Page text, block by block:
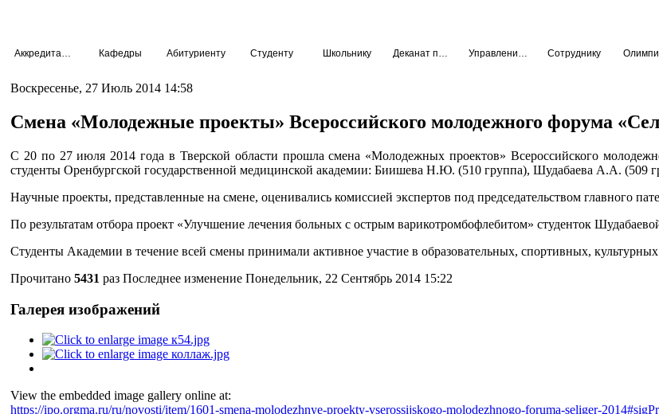
Кафедры Абитуриенту Студенту Школьнику Сотруднику
Воскресенье, 27 Июль 2014 14:58
Смена «Молодежные проекты» Всероссийского молодежного форума
C 20 по 27 июля 2014 года в Тверской области прошла смена «Молодежных проектов» Всероссийского
студенты Оренбургской государственной медицинской академии: Биишева Н.Ю. (510 группа), Шудабаева А.А. (509
Научные проекты, представленные на смене, оценивались комиссией экспертов под председательством главного
По результатам отбора проект «Улучшение лечения больных с острым варикотромбофлебитом» студенток
Студенты Академии в течение всей смены принимали активное участие в образовательных, спортивных,
Прочитано 5431 раз Последнее изменение Понедельник, 22 Сентябрь 2014 15:22
Галерея изображений
View the embedded image gallery online at:
https://ipo.orgma.ru/ru/novosti/item/1601-smena-molodezhnye-proekty-vserossijskogo-molodezhnogo-foruma-seliger-